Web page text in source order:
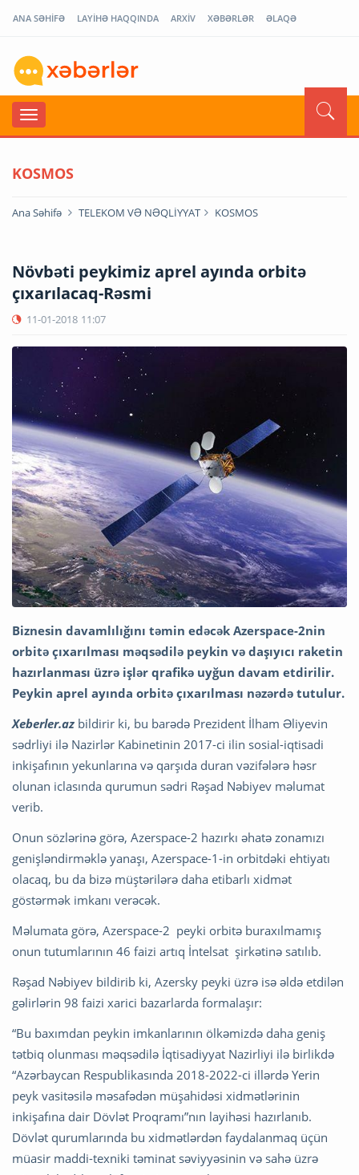
ANA SƏHİFƏ LAYİHƏ HAQQINDA ARXİV XƏBƏRLƏR ƏLAQƏ
KOSMOS
Ana Səhifə TELEKOM VƏ NƏQLİYYAT KOSMOS
Növbəti peykimiz aprel ayında orbitə
çıxarılacaq-Rəsmi
11-01-2018 11:07
Biznesin davamlılığını təmin edəcək Azerspace-2nin
orbitə çıxarılması məqsədilə peykin və daşıyıcı raketin
hazırlanması üzrə işlər qrafikə uyğun davam etdirilir.
Peykin aprel ayında orbitə çıxarılması nəzərdə tutulur.
Xeberler.az bildirir ki, bu barədə Prezident İlham Əliyevin
sədrliyi ilə Nazirlər Kabinetinin 2017-ci ilin sosial-iqtisadi
inkişafının yekunlarına və qarşıda duran vəzifələrə həsr
olunan iclasında qurumun sədri Rəşad Nəbiyev məlumat
verib.
Onun sözlərinə görə, Azerspace-2 hazırkı əhatə zonamızı
genişləndirməklə yanaşı, Azerspace-1-in orbitdəki ehtiyatı
olacaq, bu da bizə müştərilərə daha etibarlı xidmət
göstərmək imkanı verəcək.
Məlumata görə, Azerspace-2 peyki orbitə buraxılmamış
onun tutumlarının 46 faizi artıq İntelsat şirkətinə satılıb.
Rəşad Nəbiyev bildirib ki, Azersky peyki üzrə isə əldə etdilən
gəlirlərin 98 faizi xarici bazarlarda formalaşır:
“Bu baxımdan peykin imkanlarının ölkəmizdə daha geniş
tətbiq olunması məqsədilə İqtisadiyyat Nazirliyi ilə birlikdə
“Azərbaycan Respublikasında 2018-2022-ci illərdə Yerin
peyk vasitəsilə məsafədən müşahidəsi xidmətlərinin
inkişafına dair Dövlət Proqramı”nın layihəsi hazırlanıb.
Dövlət qurumlarında bu xidmətlərdən faydalanmaq üçün
müasir maddi-texniki təminat səviyyəsinin və sahə üzrə